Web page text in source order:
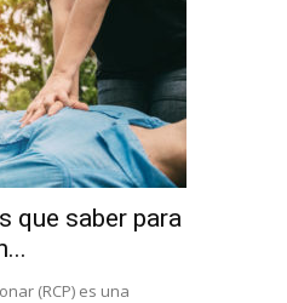
que saber para
(RCP) es una